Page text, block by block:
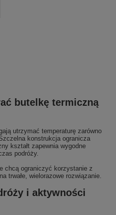
butelkę termiczną
utrzymać temperaturę zarówno
konstrukcja ogranicza
kształt zapewnia wygodne
podróży.
chcą ograniczyć korzystanie z
trwałe, wielorazowe rozwiązanie.
i aktywności